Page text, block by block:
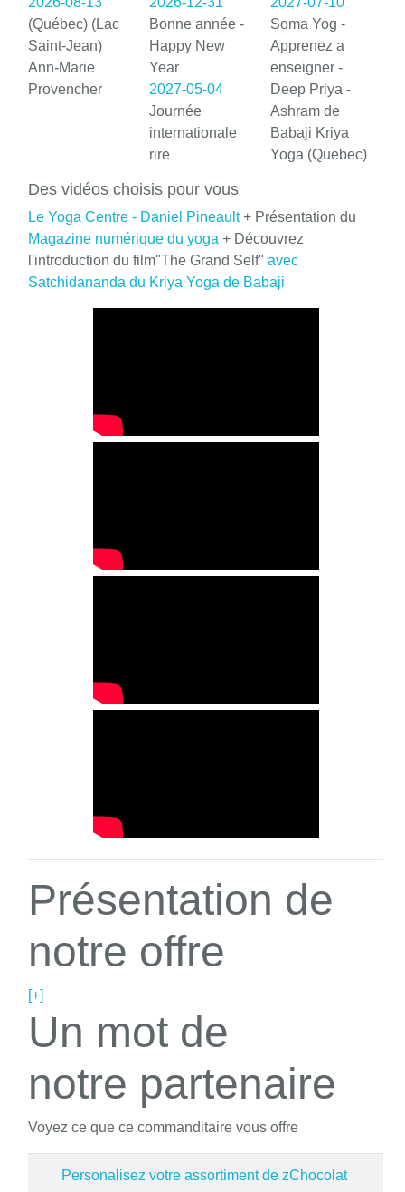
(Québec) (Lac
Saint-Jean)
Ann-Marie
Provencher
Bonne année -
Happy New
Year
2027-05-04
Journée
internationale
rire
Soma Yog -
Apprenez a
enseigner -
Deep Priya -
Ashram de
Babaji Kriya
Yoga (Quebec)
Des vidéos choisis pour vous
Le Yoga Centre - Daniel Pineault+ Présentation du
Magazine numérique du yoga + Découvrez
l'introduction du film"The Grand Self" avec
Satchidananda du Kriya Yoga de Babaji
Présentation de
notre offre
[+]
Un mot de
notre partenaire
Voyez ce que ce commanditaire vous offre
Personalisez votre assortiment de zChocolat